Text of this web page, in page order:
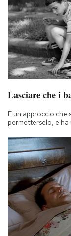
Lasciare che i
È un approccio che
permetterselo, e